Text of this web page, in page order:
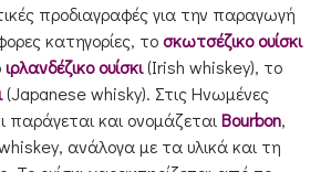
προδιαγραφές για την παραγωγή
κατηγορίες, τοσκωτσέζικο ουίσκι
ιρλανδέζικο ουίσκι(Irish whiskey), το
(Japanese whisky). Στις Ηνωμένες
παράγεται και ονομάζεται Bourbon,
ανάλογα με τα υλικά και τη